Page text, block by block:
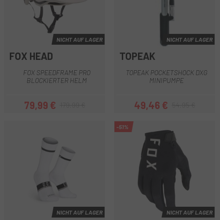
NICHT AUF LAGER
FOX HEAD
FOX SPEEDFRAME PRO
BLOCKIERTER HELM
Preis
79,99 €Regulärer Preis
NICHT AUF LAGER
TOPEAK
TOPEAK POCKETSHOCK DXG
MINIPUMPE
Preis
49,46 €Regulärer Preis
NICHT AUF LAGER
-51%
NICHT AUF LAGER